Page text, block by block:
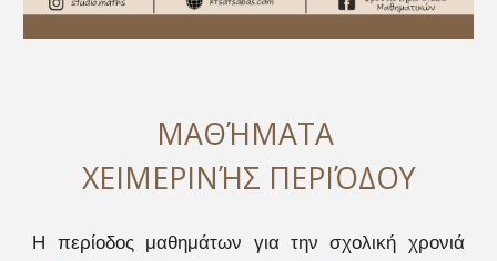
ΜΑΘΉΜΑΤΑ
ΧΕΙΜΕΡΙΝΉΣ ΠΕΡΙΌΔΟΥ
Η περίοδος μαθημάτων για την σχολική χρονιά